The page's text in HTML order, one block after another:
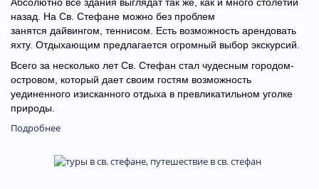
Абсолютно все здания выглядат так же, как и много столетий
назад. На Св. Стефане можно без проблем
занятся дайвингом, теннисом. Есть возможность арендовать
яхту. Отдыхающим предлагается огромный выбор экскурсий.
Всего за несколько лет Св. Стефан стал чудесным городом-
островом, который дает своим гостям возможность
уединенного изисканного отдыха в превликатильном уголке
природы.
Подробнее